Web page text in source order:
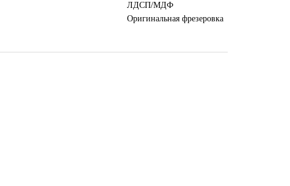
ЛДСП/МДФ
Оригинальная фрезеровка